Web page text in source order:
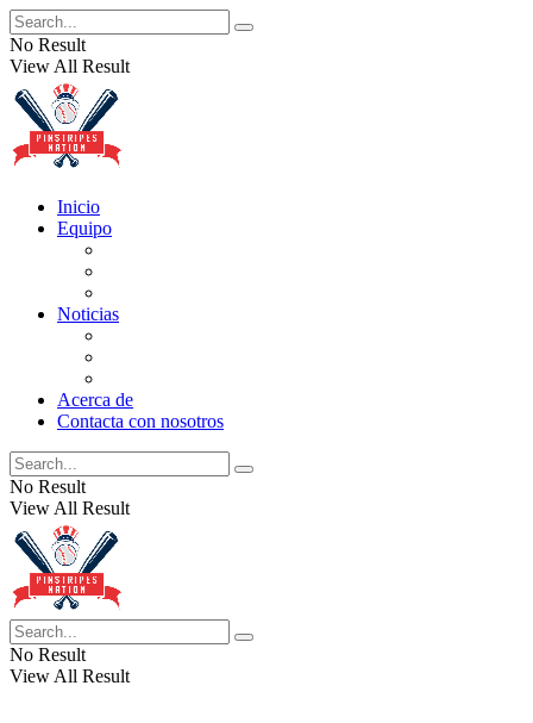
No Result
View All Result
Inicio
Equipo
Noticias
Acerca de
Contacta con nosotros
No Result
View All Result
No Result
View All Result